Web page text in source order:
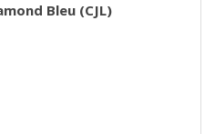
Bleu (CJL)